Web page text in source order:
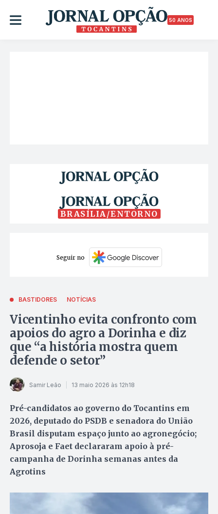
50 ANOS
BRASÍLIA/ENTORNO
Seguir no
BASTIDORES NOTÍCIAS
Vicentinho evita confronto com
apoios do agro a Dorinha e diz
que “a história mostra quem
defende o setor”
Samir Leão 13 maio 2026 às 12h18
Pré-candidatos ao governo do Tocantins em
2026, deputado do PSDB e senadora do União
Brasil disputam espaço junto ao agronegócio;
Aprosoja e Faet declararam apoio à pré-
campanha de Dorinha semanas antes da
Agrotins